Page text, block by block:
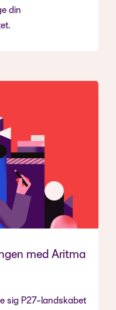
din
med Aritma
sig P27-landskabet